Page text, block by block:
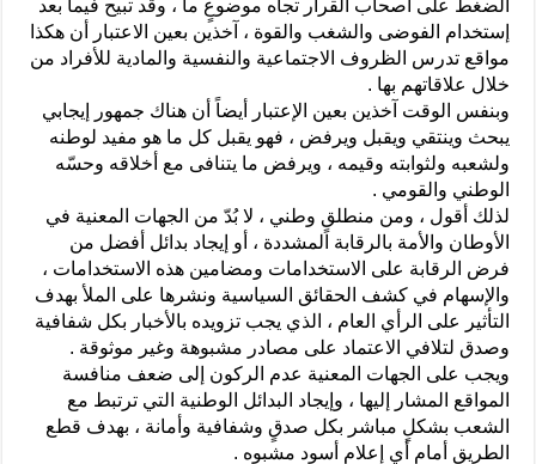
الضغط على أصحاب القرار تجاه موضوعٍ ما ، وقد تبيح فيما بعد
إستخدام الفوضى والشغب والقوة ، آخذين بعين الاعتبار أن هكذا
مواقع تدرس الظروف الاجتماعية والنفسية والمادية للأفراد من
خلال علاقاتهم بها .
وبنفس الوقت آخذين بعين الإعتبار أيضاً أن هناك جمهور إيجابي
يبحث وينتقي ويقبل ويرفض ، فهو يقبل كل ما هو مفيد لوطنه
ولشعبه ولثوابته وقيمه ، ويرفض ما يتنافى مع أخلاقه وحسّه
الوطني والقومي .
لذلك أقول ، ومن منطلقٍ وطني ، لا بُدّ من الجهات المعنية في
الأوطان والأمة بالرقابة المشددة ، أو إيجاد بدائل أفضل من
فرض الرقابة على الاستخدامات ومضامين هذه الاستخدامات ،
والإسهام في كشف الحقائق السياسية ونشرها على الملأ بهدف
التأثير على الرأي العام ، الذي يجب تزويده بالأخبار بكل شفافية
وصدق لتلافي الاعتماد على مصادر مشبوهة وغير موثوقة .
ويجب على الجهات المعنية عدم الركون إلى ضعف منافسة
المواقع المشار إليها ، وإيجاد البدائل الوطنية التي ترتبط مع
الشعب بشكلٍ مباشر بكل صدقٍ وشفافية وأمانة ، بهدف قطع
الطريق أمام أي إعلامٍ أسود مشبوه .